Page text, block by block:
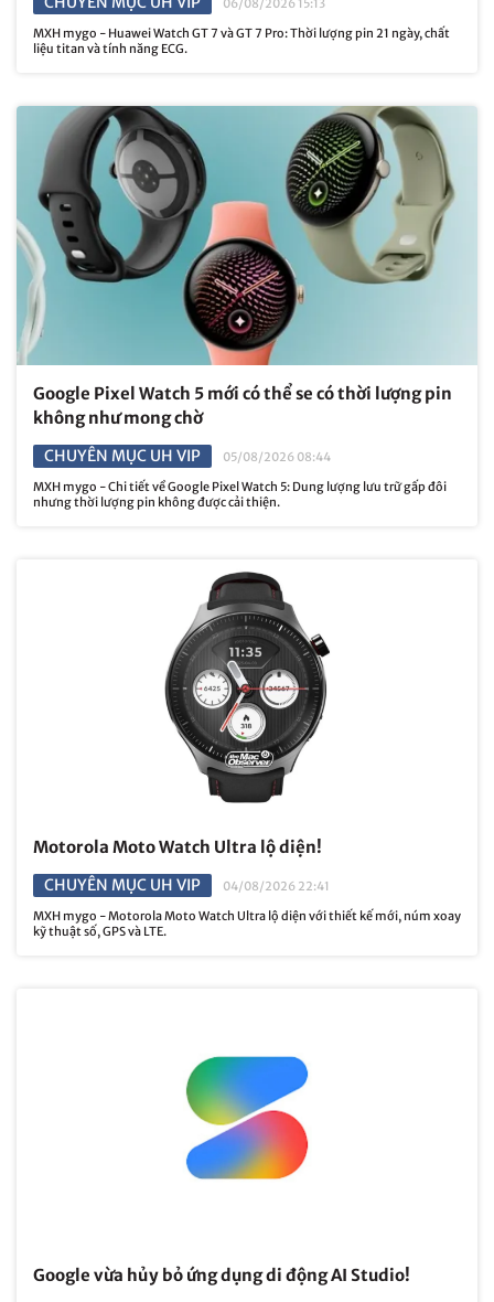
MXH mygo - Huawei Watch GT 7 và GT 7 Pro: Thời lượng pin 21 ngày, chất
liệu titan và tính năng ECG.
Google Pixel Watch 5 mới có thể se có thời lượng pin
không như mong chờ
CHUYÊN MỤC UH VIP
05/08/2026 08:44
MXH mygo - Chi tiết về Google Pixel Watch 5: Dung lượng lưu trữ gấp đôi
nhưng thời lượng pin không được cải thiện.
Motorola Moto Watch Ultra lộ diện!
CHUYÊN MỤC UH VIP
04/08/2026 22:41
MXH mygo - Motorola Moto Watch Ultra lộ diện với thiết kế mới, núm xoay
kỹ thuật số, GPS và LTE.
Google vừa hủy bỏ ứng dụng di động AI Studio!